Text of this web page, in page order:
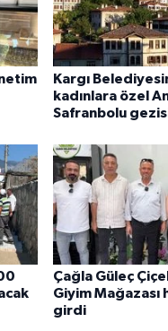
Kargı
kadınlara özel
Safranbolu
Çağla Güleç
Giyim Mağazası
girdi